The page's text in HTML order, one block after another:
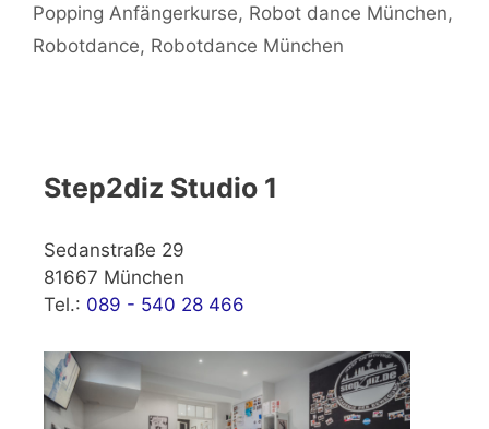
Popping Anfängerkurse, Robot dance München,
Robotdance, Robotdance München
Step2diz Studio 1
Sedanstraße 29
81667 München
Tel.: 089 - 540 28 466